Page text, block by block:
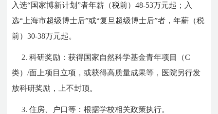
入选“国家博新计划”者年薪（税前）48-53万元起；入
选“上海市超级博士后”或“复旦超级博士后”者，年薪（税
前）30-38万元起。
2. 科研奖励：获得国家自然科学基金青年项目（C
类）/面上项目立项，或获得高质量成果等，医院另行发
放科研奖励，上不封顶。
3. 住房、户口等：根据学校相关政策执行。